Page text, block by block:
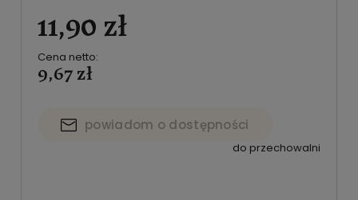
11,90 zł
Cena netto:
9,67 zł
powiadom o dostępności
do przechowalni